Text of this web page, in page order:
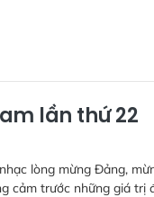
lần thứ 22
lòng mừng Đảng,
cảm trước những giá trị